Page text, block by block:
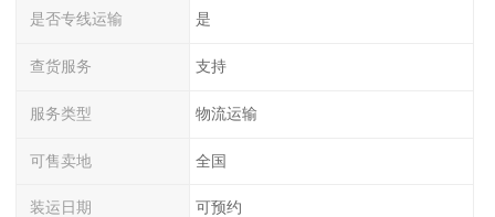
是否专线运输 是
查货服务 支持
服务类型 物流运输
可售卖地 全国
装运日期 可预约